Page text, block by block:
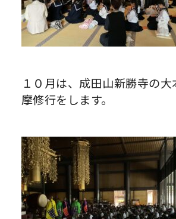
１０月は、成田山新勝寺の
摩修行をします。